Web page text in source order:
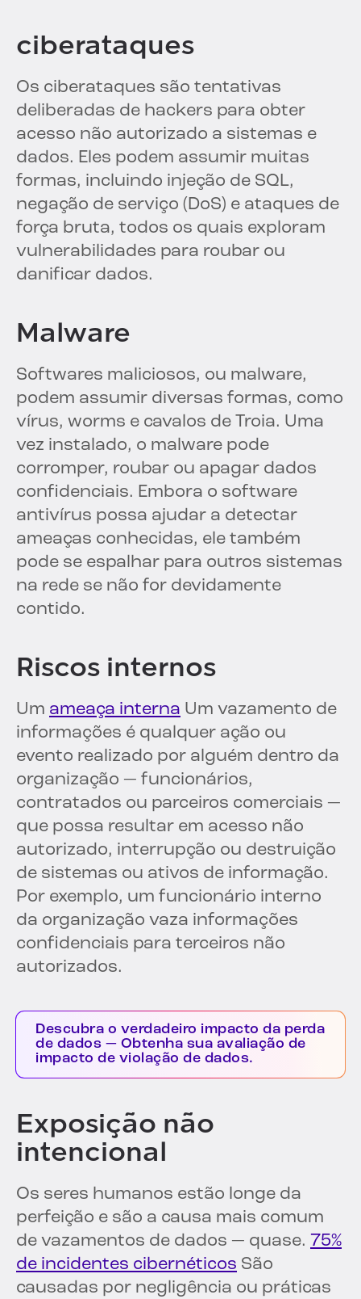
ciberataques
Os ciberataques são tentativas
deliberadas de hackers para obter
acesso não autorizado a sistemas e
dados. Eles podem assumir muitas
formas, incluindo injeção de SQL,
negação de serviço (DoS) e ataques de
força bruta, todos os quais exploram
vulnerabilidades para roubar ou
danificar dados.
Malware
Softwares maliciosos, ou malware,
podem assumir diversas formas, como
vírus, worms e cavalos de Troia. Uma
vez instalado, o malware pode
corromper, roubar ou apagar dados
confidenciais. Embora o software
antivírus possa ajudar a detectar
ameaças conhecidas, ele também
pode se espalhar para outros sistemas
na rede se não for devidamente
contido.
Riscos internos
Um ameaça interna Um vazamento de
informações é qualquer ação ou
evento realizado por alguém dentro da
organização — funcionários,
contratados ou parceiros comerciais —
que possa resultar em acesso não
autorizado, interrupção ou destruição
de sistemas ou ativos de informação.
Por exemplo, um funcionário interno
da organização vaza informações
confidenciais para terceiros não
autorizados.
Descubra o verdadeiro impacto da perda
de dados — Obtenha sua avaliação de
impacto de violação de dados.
Exposição não
intencional
Os seres humanos estão longe da
perfeição e são a causa mais comum
de vazamentos de dados — quase. 75%
de incidentes cibernéticos São
causadas por negligência ou práticas